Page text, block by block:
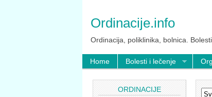
Ordinacije.info
Ordinacija, poliklinika, bolnica.
Home Bolesti i lečenje
ORDINACIJE